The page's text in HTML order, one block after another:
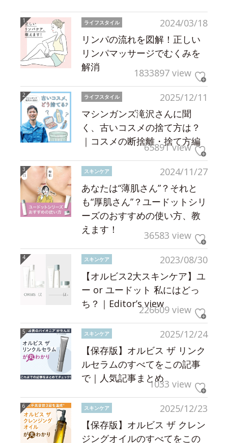
2024/03/18
ライフスタイル
リンパの流れを図解！正しい
リンパマッサージでむくみを
解消
1833897 view
2025/12/11
ライフスタイル
マシンガンズ滝沢さんに聞
く、古いコスメの捨て方は？
｜コスメの断捨離・捨て方編
65891 view
2024/11/27
スキンケア
あなたは“薄肌さん”？それと
も“厚肌さん”？ユードットシリ
ーズのおすすめの使い方、教
えます！
36583 view
2023/08/30
スキンケア
【オルビス2大スキンケア】ユ
ー or ユードット 私にはどっ
ち？｜Editor’s view226609 view
2025/12/24
スキンケア
【保存版】オルビス ザ リンク
ルセラムのすべてをこの記事
で｜人気記事まとめ1033 view
2025/12/23
スキンケア
【保存版】オルビス ザ クレン
ジングオイルのすべてをこの